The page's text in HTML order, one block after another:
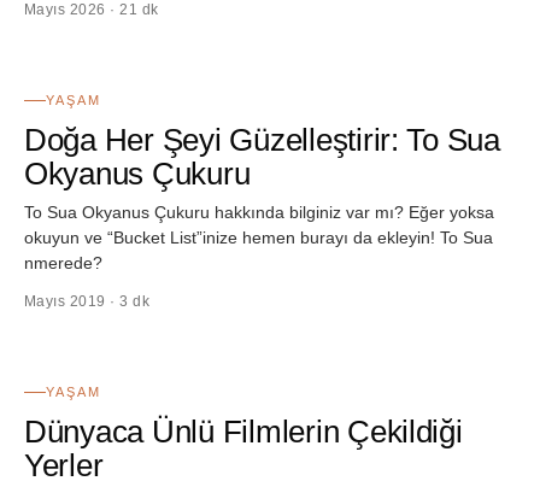
Mayıs 2026 · 21 dk
YAŞAM
Doğa Her Şeyi Güzelleştirir: To Sua
Okyanus Çukuru
To Sua Okyanus Çukuru hakkında bilginiz var mı? Eğer yoksa
okuyun ve “Bucket List”inize hemen burayı da ekleyin! To Sua
nmerede?
Mayıs 2019 · 3 dk
YAŞAM
Dünyaca Ünlü Filmlerin Çekildiği
Yerler